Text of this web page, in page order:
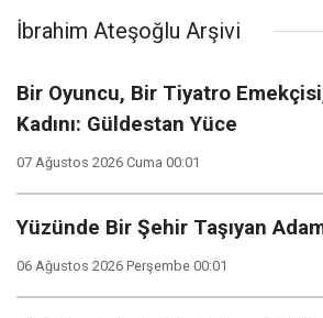
İbrahim Ateşoğlu Arşivi
Bir Oyuncu, Bir Tiyatro
Kadını: Güldestan Yüce
07 Ağustos 2026 Cuma 00:01
Yüzünde Bir Şehir Taşıyan
06 Ağustos 2026 Perşembe 00:01